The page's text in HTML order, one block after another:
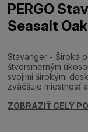
PERGO
Seasalt Oak
Stavanger - Široká
štvorsmerným
svojimi širokými
zväčšuje miestnosť
ZOBRAZIŤ CELÝ